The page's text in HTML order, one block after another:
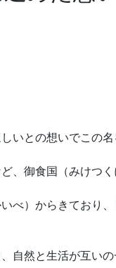
いとの想いでこの名
、御食国（みけつ
べ）からきており
自然と生活が互い